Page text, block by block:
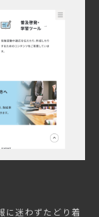
に迷わずたどり着